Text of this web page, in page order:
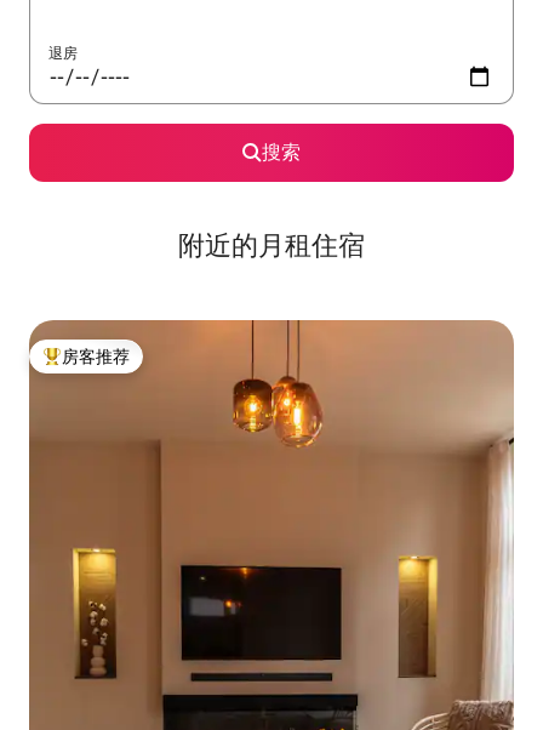
退房
搜索
附近的月租住宿
热门「房客推荐」
房客推荐